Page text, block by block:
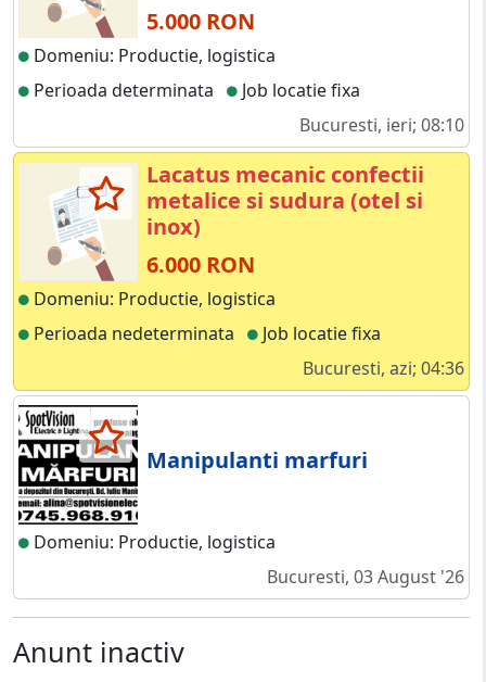
5.000 RON
Domeniu: Productie, logistica
Perioada determinata
Job locatie fixa
Bucuresti, ieri; 08:10
Lacatus mecanic confectii
metalice si sudura (otel si
inox)
6.000 RON
Domeniu: Productie, logistica
Perioada nedeterminata
Job locatie fixa
Bucuresti, azi; 04:36
Manipulanti marfuri
Domeniu: Productie, logistica
Bucuresti, 03 August '26
Anunt inactiv